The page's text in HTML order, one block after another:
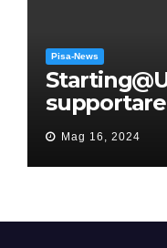
Pisa-News
all’ERC
Mag 16, 2024